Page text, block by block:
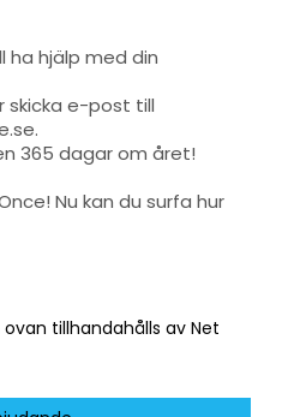
ha hjälp med din
skicka e-post till
365 dagar om året!
Nu kan du surfa hur
tillhandahålls av Net